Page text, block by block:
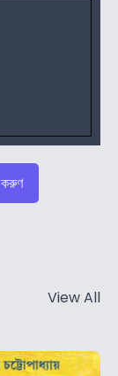
করুণ
View All